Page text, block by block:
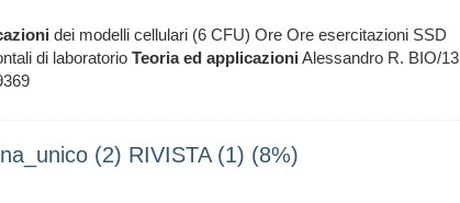
dei modelli cellulari (6 CFU) Ore Ore esercitazioni SSD
di laboratorio Teoria ed applicazioni Alessandro R. BIO/13
(2) RIVISTA (1) (8%)